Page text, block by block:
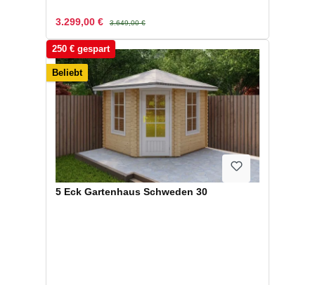
Verkaufspreis:
3.299,00 € Regulärer Preis:
3.649,00 €
250 € gespart
Beliebt
5 Eck Gartenhaus Schweden 30